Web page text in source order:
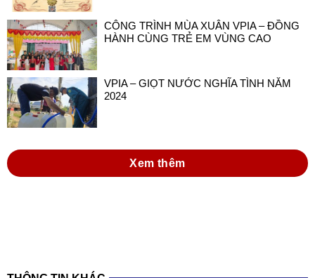
CÔNG TRÌNH MÙA XUÂN VPIA – ĐỒNG
HÀNH CÙNG TRẺ EM VÙNG CAO
VPIA – GIỌT NƯỚC NGHĨA TÌNH NĂM
2024
Xem thêm